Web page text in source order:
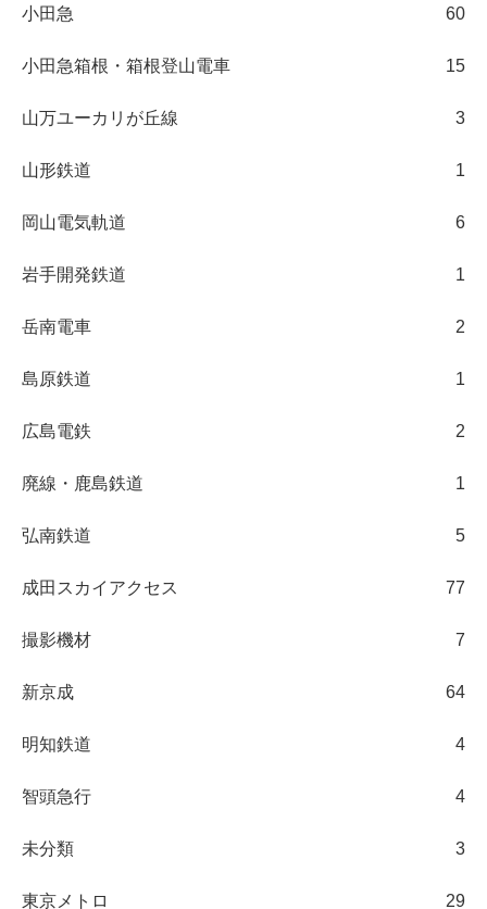
小田急 60
小田急箱根・箱根登山電車 15
山万ユーカリが丘線 3
山形鉄道 1
岡山電気軌道 6
岩手開発鉄道 1
岳南電車 2
島原鉄道 1
広島電鉄 2
廃線・鹿島鉄道 1
弘南鉄道 5
成田スカイアクセス 77
撮影機材 7
新京成 64
明知鉄道 4
智頭急行 4
未分類 3
東京メトロ 29